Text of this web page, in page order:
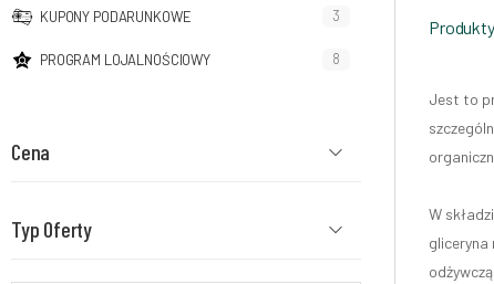
KUPONY PODARUNKOWE 3
PROGRAM LOJALNOŚCIOWY 8
Cena
Typ Oferty
Jest to
W
gliceryna